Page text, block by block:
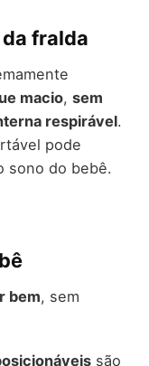
fralda
macio, sem
respirável.
pode
sono do bebê.
bem, sem
são